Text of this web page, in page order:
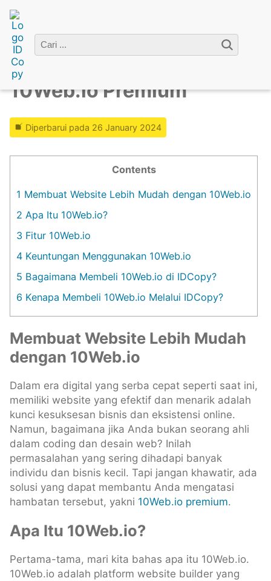
Home»Premium Account» 10Web.io Premium
10Web.io Premium
Diperbarui pada 26 January 2024
Contents
1 Membuat Website Lebih Mudah dengan 10Web.io
2 Apa Itu 10Web.io?
3 Fitur 10Web.io
4 Keuntungan Menggunakan 10Web.io
5 Bagaimana Membeli 10Web.io di IDCopy?
6 Kenapa Membeli 10Web.io Melalui IDCopy?
Membuat Website Lebih Mudah
dengan 10Web.io
Dalam era digital yang serba cepat seperti saat ini,
memiliki website yang efektif dan menarik adalah
kunci kesuksesan bisnis dan eksistensi online.
Namun, bagaimana jika Anda bukan seorang ahli
dalam coding dan desain web? Inilah
permasalahan yang sering dihadapi banyak
individu dan bisnis kecil. Tapi jangan khawatir, ada
solusi yang dapat membantu Anda mengatasi
hambatan tersebut, yakni 10Web.io premium.
Apa Itu 10Web.io?
Pertama-tama, mari kita bahas apa itu 10Web.io.
10Web.io adalah platform website builder yang